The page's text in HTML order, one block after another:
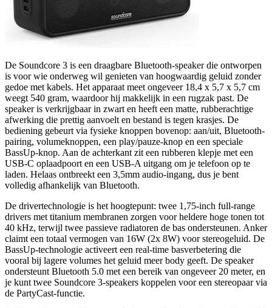
De Soundcore 3 is een draagbare Bluetooth-speaker die ontworpen
is voor wie onderweg wil genieten van hoogwaardig geluid zonder
gedoe met kabels. Het apparaat meet ongeveer 18,4 x 5,7 x 5,7 cm
weegt 540 gram, waardoor hij makkelijk in een rugzak past. De
speaker is verkrijgbaar in zwart en heeft een matte, rubberachtige
afwerking die prettig aanvoelt en bestand is tegen krasjes. De
bediening gebeurt via fysieke knoppen bovenop: aan/uit, Bluetooth-
pairing, volumeknoppen, een play/pauze-knop en een speciale
BassUp-knop. Aan de achterkant zit een rubberen klepje met een
USB-C oplaadpoort en een USB-A uitgang om je telefoon op te
laden. Helaas ontbreekt een 3,5mm audio-ingang, dus je bent
volledig afhankelijk van Bluetooth.
De drivertechnologie is het hoogtepunt: twee 1,75-inch full-range
drivers met titanium membranen zorgen voor heldere hoge tonen tot
40 kHz, terwijl twee passieve radiatoren de bas ondersteunen. Anker
claimt een totaal vermogen van 16W (2x 8W) voor stereogeluid. De
BassUp-technologie activeert een real-time basverbetering die
vooral bij lagere volumes het geluid meer body geeft. De speaker
ondersteunt Bluetooth 5.0 met een bereik van ongeveer 20 meter, en
je kunt twee Soundcore 3-speakers koppelen voor een stereopaar via
de PartyCast-functie.